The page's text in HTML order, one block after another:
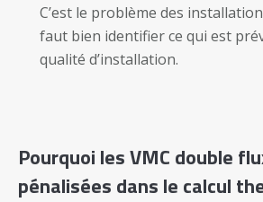
C’est le problème des
faut bien identifier ce qui est
qualité d’installation.
Pourquoi les VMC double
pénalisées dans le calcul